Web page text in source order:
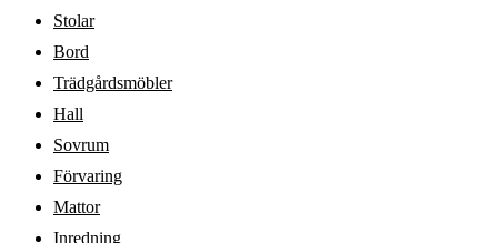
Stolar
Bord
Trädgårdsmöbler
Hall
Sovrum
Förvaring
Mattor
Inredning